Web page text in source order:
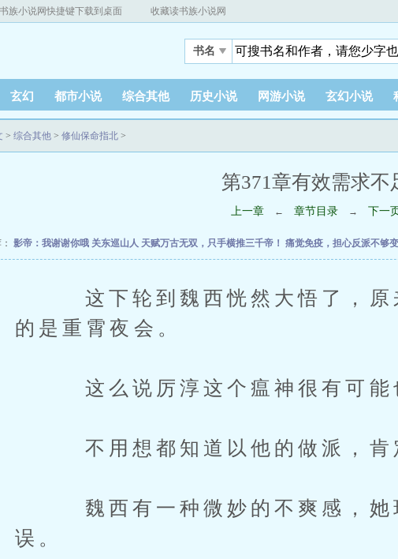
族小说网快捷键下载到桌面 收藏读书族小说网
书名
玄幻 都市小说 综合其他 历史小说 网游小说 玄幻小说
> 综合其他 > 修仙保命指北 >
第371章有效需求不
上一章 ← 章节目录 → 下一
影帝：我谢谢你哦 关东巡山人 天赋万古无双，只手横推三千帝！ 痛觉免疫，担心反派不够
这下轮到魏西恍然大悟了，原
的是重霄夜会。
这么说厉淳这个瘟神很有可能
不用想都知道以他的做派，肯定
魏西有一种微妙的不爽感，她
误。